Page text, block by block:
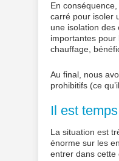
En
carré pour isoler
une isolation
importantes pour
chauffage,
Au final, nous
prohibitifs (ce
Il est
La situation est
énorme sur les
entrer dans cette